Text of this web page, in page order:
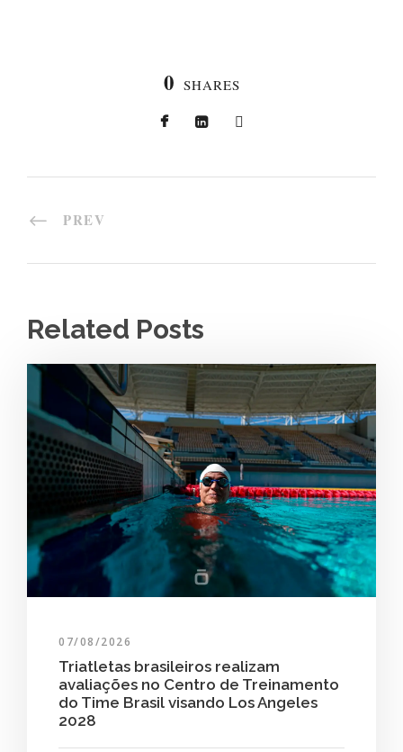
0 SHARES
PREV
Related Posts
07/08/2026
Triatletas brasileiros realizam
avaliações no Centro de Treinamento
do Time Brasil visando Los Angeles
2028